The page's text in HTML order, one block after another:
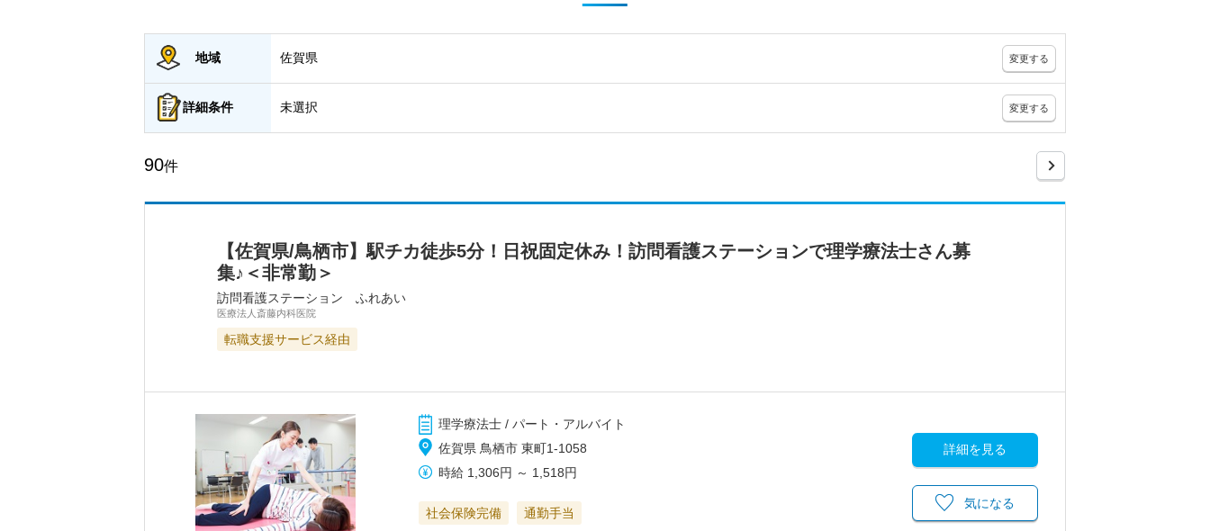
地域 佐賀県 変更する
詳細条件 未選択 変更する
90件
【佐賀県/鳥栖市】駅チカ徒歩5分！日祝固定休み！訪問看護ステーションで理学療法士さん募
集♪＜非常勤＞
訪問看護ステーション ふれあい
医療法人斎藤内科医院
転職支援サービス経由
理学療法士 / パート・アルバイト
佐賀県 鳥栖市 東町1‐1058
時給 1,306円 ～ 1,518円
社会保険完備 通勤手当
詳細を見る
気になる